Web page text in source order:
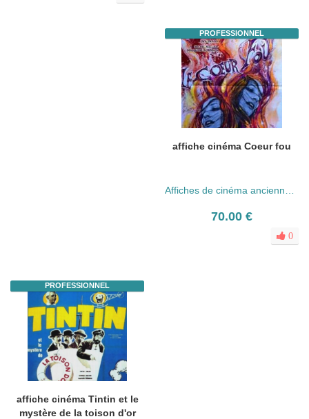
PROFESSIONNEL
affiche cinéma Coeur fou
Affiches de cinéma anciennes (années 30 - 80)
70.00 €
0
PROFESSIONNEL
affiche cinéma Tintin et le
mystère de la toison d'or